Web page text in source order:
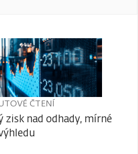
ČTENÍ
zisk nad odhady, mírné